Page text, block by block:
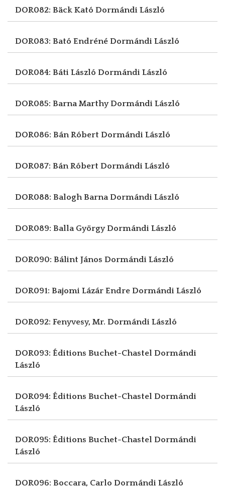
DOR082: Bäck Kató Dormándi László
DOR083: Bató Endréné Dormándi László
DOR084: Báti László Dormándi László
DOR085: Barna MarthyDormándi László
DOR086: Bán Róbert Dormándi László
DOR087: Bán Róbert Dormándi László
DOR088: Balogh BarnaDormándi László
DOR089: Balla GyörgyDormándi László
DOR090: Bálint János Dormándi László
DOR091: Bajomi Lázár Endre Dormándi László
DOR092: Fenyvesy, Mr. Dormándi László
DOR093: Éditions Buchet-Chastel Dormándi
László
DOR094: Éditions Buchet-Chastel Dormándi
László
DOR095: Éditions Buchet-Chastel Dormándi
László
DOR096: Boccara, Carlo Dormándi László